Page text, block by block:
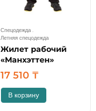
Спецодежда.
Летняя спецодежда
Жилет рабочий
«Манхэттен»
17 510 ₸
В корзину